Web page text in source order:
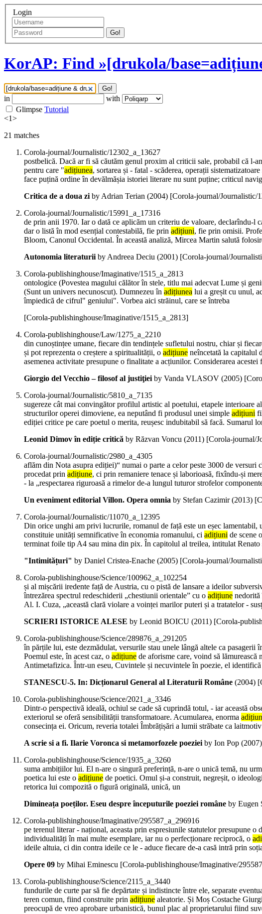
Login
Go!
KorAP: Find »[drukola/
Go!
in
with
Glimpse Tutorial
<1>
21 matches
Corola-journal/Journalistic/12302_a_13627
postbelică. Dacă ar fi să căutăm genul proxim al criticii sale, probabil că l-
pentru care "adițiunea, sortarea și - fatal - scăderea, operații
face puțină ordine în devălmășia istoriei literare nu sunt puține; criticul
Critica de a doua ziby Adrian Terian (2004) [Corola-journal/Journalistic/
Corola-journal/Journalistic/15991_a_17316
de prin anii 1970. Iar o dată ce aplicăm un criteriu de valoare, declarîndu-
dar o listă în mod esențial contestabilă, fie prin adițiuni, fie prin omisii.
Bloom, Canonul Occidental. În această analiză, Mircea Martin salută
Autonomia literaturiiby Andreea Deciu (2001) [Corola-journal/
Corola-publishinghouse/Imaginative/1515_a_2813
ontologice (Povestea magului călător în stele, titlu mai adecvat Lume și
(Sunt un univers necunoscut). Dumnezeu în adițiunea lui a greșit cu unul,
împiedică de cifrul" geniului". Vorbea aici străinul, care se întreba
[Corola-publishinghouse/Imaginative/1515_a_2813]
Corola-publishinghouse/Law/1275_a_2210
din cunoștințee umane, fiecare din tendințele sufletului nostru, chiar și
și pot reprezenta o creștere a spiritualității, o adițiune neîncetată la capitalul
asemenea activitate presupune o finalitate a acțiunilor. Considerarea
Giorgio del Vecchio – filosof al justiţieiby Vanda VLASOV (2005)
Corola-journal/Journalistic/5810_a_7135
sugereze cât mai convingător profilul artistic al poetului, etapele interioare
structurilor operei dimoviene, ea neputând fi produsul unei simple adițiuni
ediției critice pe care poetul o merita, reușesc indubitabil să facă. Sumarul
Leonid Dimov în ediție critică by Răzvan Voncu (2011) [Corola-journal/
Corola-journal/Journalistic/2980_a_4305
aflăm din Nota asupra ediției)“ numai o parte a celor peste 3000 de
procedat prin adițiune, ci prin remaniere tenace și laborioasă, fixîndu-și
- la „respectarea riguroasă a rimelor de-a lungul tuturor strofelor
Un eveniment editorial Villon. Opera omnia by Stefan Cazimir (2013)
Corola-journal/Journalistic/11070_a_12395
Din orice unghi am privi lucrurile, romanul de față este un eșec
constituie unități semnificative în economia romanului, ci adițiuni de scene
terminat foile tip A4 sau mina din pix. În capitolul al treilea, intitulat Renato
"Intimitățuri" by Daniel Cristea-Enache (2005) [Corola-journal/
Corola-publishinghouse/Science/100962_a_102254
și al mișcării iredente față de Austria, cu o pistă de lansare a ideilor
întrezărea spectrul redeschiderii „chestiunii orientale” cu o adițiune
Al. I. Cuza, „această clară violare a voinței marilor puteri și a tratatelor -
SCRIERI ISTORICE ALESE by Leonid BOICU (2011) [Corola-
Corola-publishinghouse/Science/289876_a_291205
în părțile lui, este dezmădulat, versurile stau unele lângă altele ca
Poemul este, în acest caz, o adițiune de aforisme care, voind să
Antimetafizica. Într-un eseu, Cuvintele și necuvintele în poezie, el
STANESCU-5. In: Dicționarul General al Literaturii Române (2004)
Corola-publishinghouse/Science/2021_a_3346
Dintr-o perspectivă ideală, ochiul se cade să cuprindă totul, - iar această
exteriorul se oferă sensibilității transformatoare. Acumularea, enorma
consecința ei. Oricum, reveria totalei Îmbrățișări a lumii străbate ca
A scrie si a fi. Ilarie Voronca si metamorfozele poezieiby Ion Pop (2007)
Corola-publishinghouse/Science/1935_a_3260
suma ambițiilor lui. El n-are o singură preferință, n-are o unică temă, nu
poetica lui este o adițiune de poetici. Omul și-a construit, negreșit, o
retorica lui compozită o figură originală, unică, un
Dimineața poeților. Eseu despre începuturile poeziei române by Eugen
Corola-publishinghouse/Imaginative/295587_a_296916
pe terenul literar - național, aceasta prin espresiunile statutelor presupune
individualități în mai multe esemplare, iar nu o perfecționare reciprocă, o
ideile altuia, ci din contra ideile ce le - aduce fiecare de-a casă intră prin
Opere 09 by Mihai Eminescu [Corola-publishinghouse/Imaginative/
Corola-publishinghouse/Science/2115_a_3440
fundurile de curte par să fie depărtate și indistincte între ele, separate
teren comun, fiind construite prin adițiune aleatorie. Și Moș Costache
preocupă de vreo aprobare urbanistică, bunul plac al proprietarului fiind